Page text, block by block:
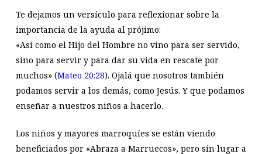
Te dejamos un versículo para reflexionar sobre la
importancia de la ayuda al prójimo:
«Así como el Hijo del Hombre no vino para ser servido,
sino para servir y para dar su vida en rescate por
muchos» (Mateo 20:28). Ojalá que nosotros también
podamos servir a los demás, como Jesús. Y que podamos
enseñar a nuestros niños a hacerlo.
Los niños y mayores marroquíes se están viendo
beneficiados por «Abraza a Marruecos», pero sin lugar a